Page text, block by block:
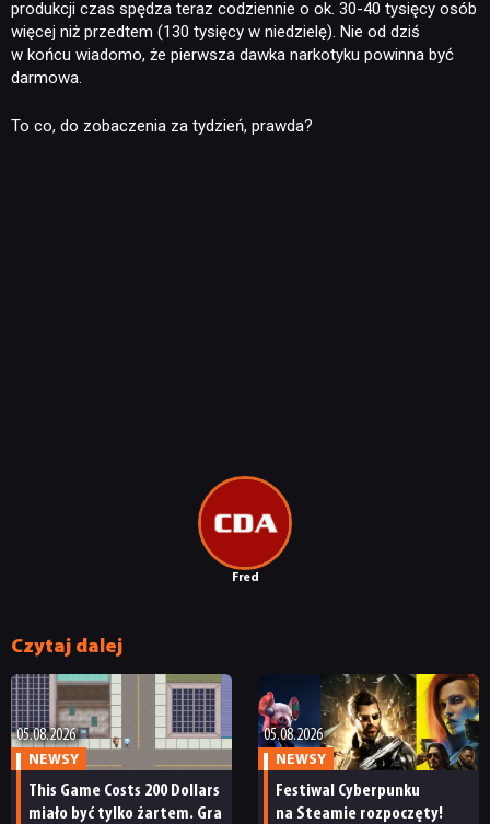
TECHNOLOGIE
Fred
produkcji czas spędza teraz codziennie o ok. 30-40 tysięcy osób
więcej niż przedtem (130 tysięcy w niedzielę). Nie od dziś
w końcu wiadomo, że pierwsza dawka narkotyku powinna być
darmowa.
To co, do zobaczenia za tydzień, prawda?
Czytaj dalej
05.08.2026
NEWSY
This Game Costs 200 Dollars
miało być tylko żartem. Gra
05.08.2026
NEWSY
Festiwal Cyberpunku
na Steamie rozpoczęty!